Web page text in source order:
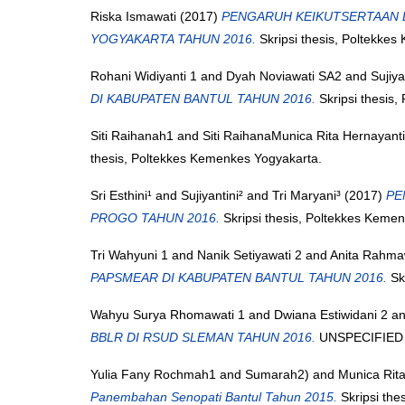
Riska Ismawati (2017) PENGARUH
YOGYAKARTA TAHUN 2016. Skripsi thesis, Poltekkes
Rohani Widiyanti 1 and Dyah Noviawati SA2 and
DI KABUPATEN BANTUL TAHUN 2016. Skripsi thesis,
Siti Raihanah1 and Siti RaihanaMunica Rita
thesis, Poltekkes Kemenkes Yogyakarta.
Sri Esthini¹ and Sujiyantini² and Tri Maryani³ (2017)
PROGO TAHUN 2016. Skripsi thesis, Poltekkes
Tri Wahyuni 1 and Nanik Setiyawati 2 and Anita
PAPSMEAR DI KABUPATEN BANTUL TAHUN 2016.
Wahyu Surya Rhomawati 1 and Dwiana Estiwidani 2
BBLR DI RSUD SLEMAN TAHUN 2016.
Yulia Fany Rochmah1 and Sumarah2) and Munica
Panembahan Senopati Bantul Tahun 2015. Skripsi